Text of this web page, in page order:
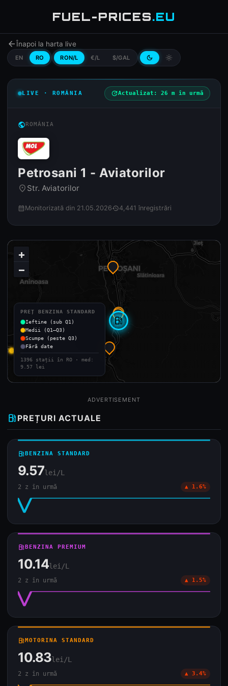
FUEL-PRICES.EU
arrow_backÎnapoi la harta live
EN RO RON/L €/L $/GAL dark_mode light_mode
LIVE · ROMÂNIA updateActualizat: 26 m în urmă
publicROMÂNIA
Petrosani 1 - Aviatorilor
place Str. Aviatorilor
calendar_month Monitorizată din 21.05.2026history4,441 înregistrări
local_gas_station
+
−
PREȚ BENZINA STANDARD
Ieftine (sub Q1)
Medii (Q1–Q3)
Scumpe (peste Q3)
Fără date
1396 stații în RO · med:
9.57 lei
ADVERTISEMENT
local_gas_station PREȚURI ACTUALE
local_gas_stationBENZINA STANDARD
9.57lei/L
2 z în urmă ▲ 1.6%
local_gas_stationBENZINA PREMIUM
10.14lei/L
2 z în urmă ▲ 1.5%
local_gas_stationMOTORINA STANDARD
10.83lei/L
2 z în urmă ▲ 3.4%